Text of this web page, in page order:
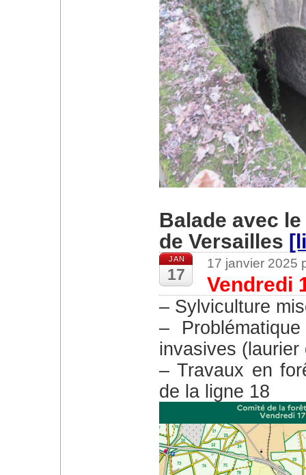
Balade avec
de Versailles
JAN
17
17 janvier
Vendredi
– Sylviculture
–
invasives (laurier
– Travaux en
de la ligne 18